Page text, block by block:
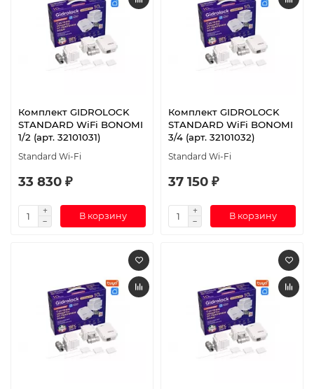
Комплект GIDROLOCK
STANDARD WiFi BONOMI
1/2 (арт. 32101031)
Standard Wi-Fi
33 830 ₽
В корзину
Комплект GIDROLOCK
STANDARD WiFi BONOMI
3/4 (арт. 32101032)
Standard Wi-Fi
37 150 ₽
В корзину